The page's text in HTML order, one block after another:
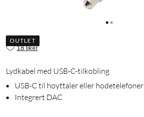
OUTLET
18 liker
Lydkabel med USB-C-tilkobling
USB-C til høyttaler eller hodetelefoner
Integrert DAC